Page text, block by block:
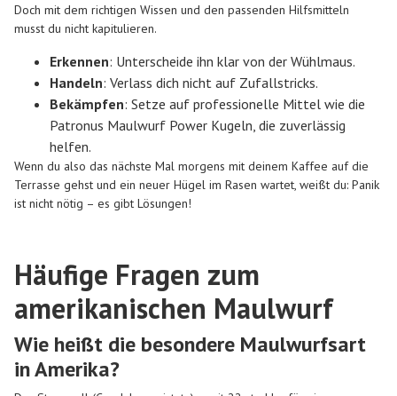
Doch mit dem richtigen Wissen und den passenden Hilfsmitteln
musst du nicht kapitulieren.
Erkennen: Unterscheide ihn klar von der Wühlmaus.
Handeln: Verlass dich nicht auf Zufallstricks.
Bekämpfen: Setze auf professionelle Mittel wie die
Patronus Maulwurf Power Kugeln, die zuverlässig
helfen.
Wenn du also das nächste Mal morgens mit deinem Kaffee auf die
Terrasse gehst und ein neuer Hügel im Rasen wartet, weißt du: Panik
ist nicht nötig – es gibt Lösungen!
Häufige Fragen zum
amerikanischen Maulwurf
Wie heißt die besondere Maulwurfsart
in Amerika?